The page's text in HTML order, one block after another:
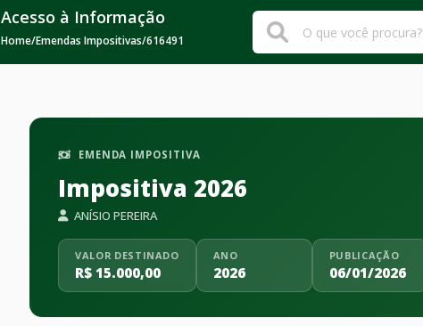
Acesso à Informação
Home/Emendas Impositivas/616491
EMENDA IMPOSITIVA
Impositiva 2026
ANÍSIO PEREIRA
VALOR DESTINADO
R$ 15.000,00
ANO
2026
PUBLICAÇÃO
06/01/2026